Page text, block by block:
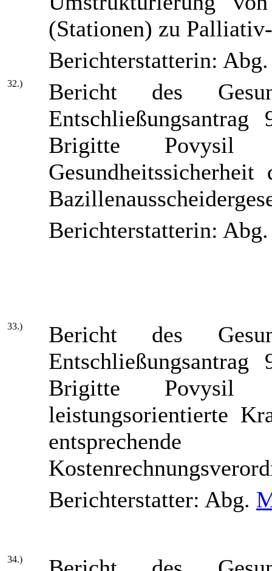
(Stationen) zu
Berichterstatterin:
32.)
Bericht des
Brigitte Povysil
Berichterstatterin:
33.)
Bericht des
Brigitte Povysil
leistungsorientierte
Berichterstatter: Abg.
34.)